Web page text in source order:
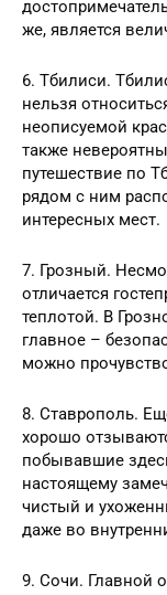
же, является
6. Тбилиси.
нельзя
неописуемой
также
путешествие по
рядом с ним
интересных мест.
7. Грозный.
отличается
теплотой. В
главное –
можно
8. Ставрополь.
хорошо
побывавшие
настоящему
чистый и
даже во
9. Сочи. Главной